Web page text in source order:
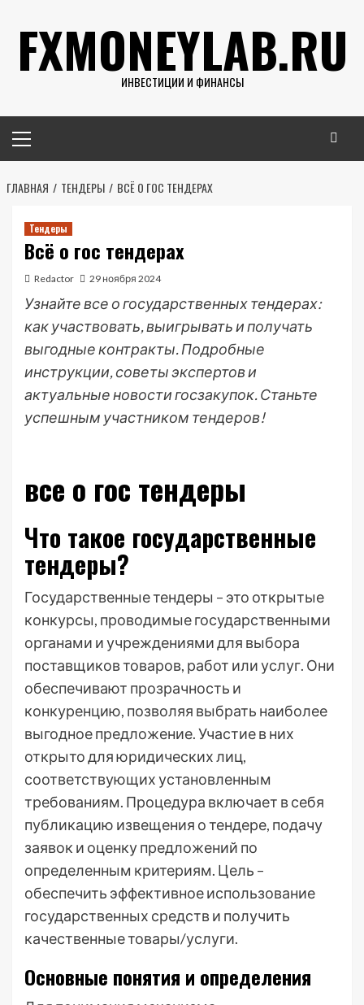
содержимому
FXMONEYLAB.RU
ИНВЕСТИЦИИ И ФИНАНСЫ
меню
ГЛАВНАЯ ТЕНДЕРЫ ВСЁ О ГОС ТЕНДЕРАХ
Тендеры
Всё о гос тендерах
Redactor 29 ноября 2024
Узнайте все о государственных тендерах:
как участвовать, выигрывать и получать
выгодные контракты. Подробные
инструкции, советы экспертов и
актуальные новости госзакупок. Станьте
успешным участником тендеров!
все о гос тендеры
Что такое государственные
тендеры?
Государственные тендеры – это открытые
конкурсы, проводимые государственными
органами и учреждениями для выбора
поставщиков товаров, работ или услуг. Они
обеспечивают прозрачность и
конкуренцию, позволяя выбрать наиболее
выгодное предложение. Участие в них
открыто для юридических лиц,
соответствующих установленным
требованиям. Процедура включает в себя
публикацию извещения о тендере, подачу
заявок и оценку предложений по
определенным критериям. Цель –
обеспечить эффективное использование
государственных средств и получить
качественные товары/услуги.
Основные понятия и определения